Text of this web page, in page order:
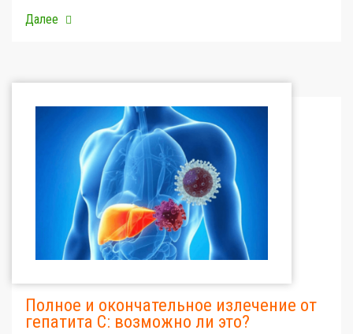
Далее
Полное и окончательное излечение от
гепатита С: возможно ли это?